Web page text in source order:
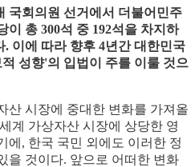
국회의원 선거에서 더불어민주
이 총 300석 중 192석을 차지하
이에 따라 향후 4년간 대한민국
성향'의 입법이 주를 이룰 것으
산 시장에 중대한 변화를 가져올
계 가상자산 시장에 상당한 영
에, 한국 국민 외에도 이러한 정
을 것이다. 앞으로 어떠한 변화